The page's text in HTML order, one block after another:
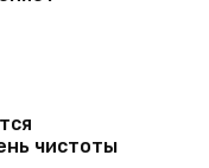
чистоты